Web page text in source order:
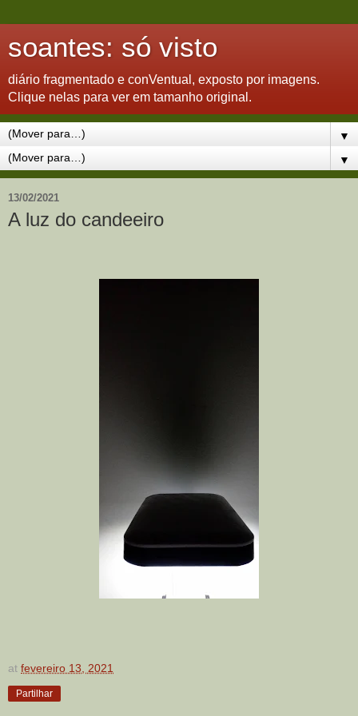
soantes: só visto
diário fragmentado e conVentual, exposto por imagens.
Clique nelas para ver em tamanho original.
▼
▼
13/02/2021
A luz do candeeiro
at fevereiro 13, 2021
Partilhar